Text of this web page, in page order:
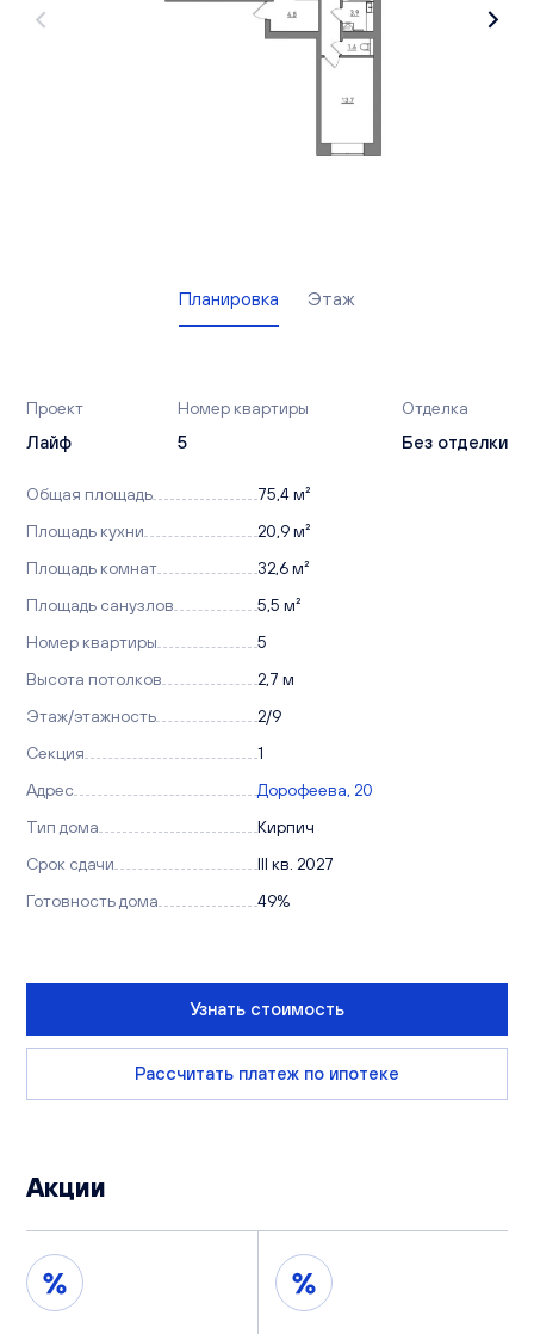
Вакансии
Офисы продаж
Планировка Этаж
Проект
Лайф
Номер квартиры
5
Отделка
Без отделки
Общая площадь
75,4 м²
Площадь кухни
20,9 м²
Площадь комнат
32,6 м²
Площадь санузлов
5,5 м²
Номер квартиры
5
Высота потолков
2,7 м
Этаж/этажность
2/9
Секция
1
Адрес
Дорофеева, 20
Тип дома
Кирпич
Срок сдачи
III кв. 2027
Готовность дома
49%
Узнать стоимость
Рассчитать платеж по ипотеке
Акции